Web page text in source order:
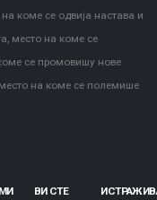
коме се одвија настава и
место на коме се
се промовишу нове
на коме се полемише
ВИ СТЕ